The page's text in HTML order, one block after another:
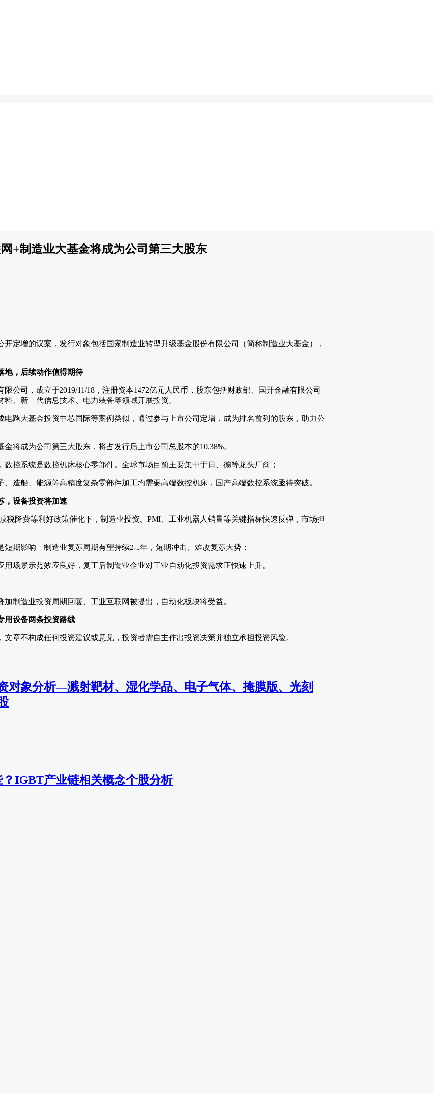
+制造业大基金将成为公司第三大股东
开定增的议案，发行对象包括国家制造业转型升级基金股份有限公司（简称制造业大基金），
地，后续动作值得期待
公司，成立于2019/11/18，注册资本1472亿元人民币，股东包括财政部、国开金融有限公司
、新一代信息技术、电力装备等领域开展投资。
电路大基金投资中芯国际等案例类似，通过参与上市公司定增，成为排名前列的股东，助力公
将成为公司第三大股东，将占发行后上市公司总股本的10.38%。
数控系统是数控机床核心零部件。全球市场目前主要集中于日、德等龙头厂商；
、造船、能源等高精度复杂零部件加工均需要高端数控机床，国产高端数控系统亟待突破。
，设备投资将加速
税降费等利好政策催化下，制造业投资、PMI、工业机器人销量等关键指标快速反弹，市场担
期影响，制造业复苏周期有望持续2-3年，短期冲击、难改复苏大势；
用场景示范效应良好，复工后制造业企业对工业自动化投资需求正快速上升。
制造业投资周期回暖、工业互联网被提出，自动化板块将受益。
用设备两条投资路线
章不构成任何投资建议或意见，投资者需自主作出投资决策并独立承担投资风险。
对象分析—溅射靶材、湿化学品、电子气体、掩膜版、光刻
IGBT产业链相关概念个股分析